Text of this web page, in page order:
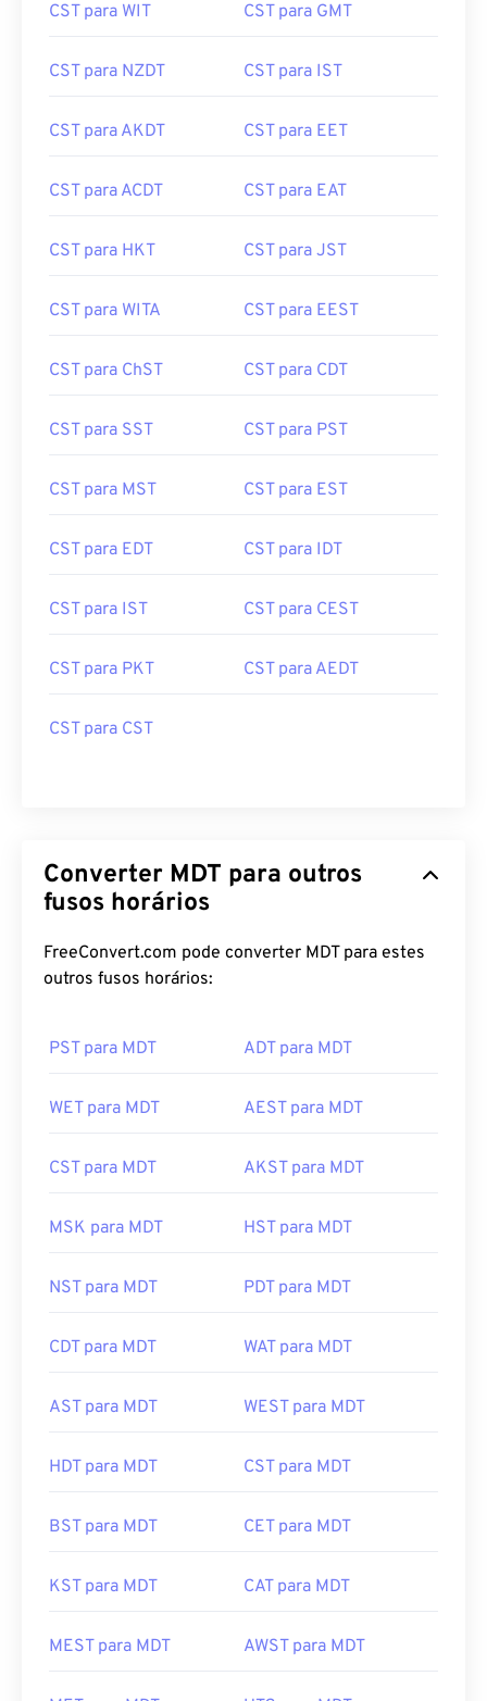
CST para WIT CST para GMT
CST para NZDT CST para IST
CST para AKDT CST para EET
CST para ACDT CST para EAT
CST para HKT CST para JST
CST para WITA CST para EEST
CST para ChST CST para CDT
CST para SST CST para PST
CST para MST CST para EST
CST para EDT CST para IDT
CST para IST CST para CEST
CST para PKT CST para AEDT
CST para CST
Converter MDT para outros
fusos horários
FreeConvert.com pode converter MDT para estes
outros fusos horários:
PST para MDT ADT para MDT
WET para MDT AEST para MDT
CST para MDT AKST para MDT
MSK para MDT HST para MDT
NST para MDT PDT para MDT
CDT para MDT WAT para MDT
AST para MDT WEST para MDT
HDT para MDT CST para MDT
BST para MDT CET para MDT
KST para MDT CAT para MDT
MEST para MDT AWST para MDT